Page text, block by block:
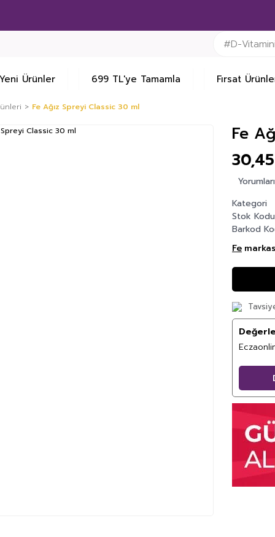
Yeni Ürünler 699 TL'ye Tamamla Fırsat
Fe Ağız Spreyi Classic 30 ml
Fe
Kategori
Stok Kodu
Barkod
Fe